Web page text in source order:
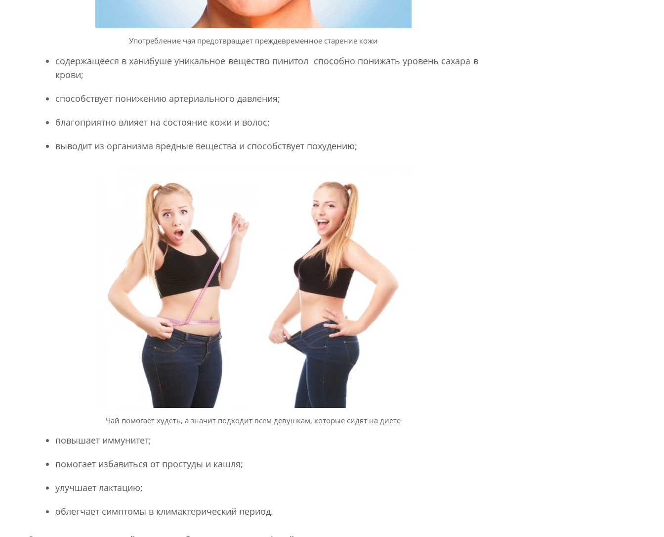
Употребление чая предотвращает преждевременное старение кожи
содержащееся в ханибуше уникальное вещество пинитол способно понижать уровень сахара в
крови;
способствует понижению артериального давления;
благоприятно влияет на состояние кожи и волос;
выводит из организма вредные вещества и способствует похудению;
Чай помогает худеть, а значит подходит всем девушкам, которые сидят на диете
повышает иммунитет;
помогает избавиться от простуды и кашля;
улучшает лактацию;
облегчает симптомы в климактерический период.